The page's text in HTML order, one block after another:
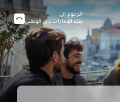
الرجوع إلى
بنك الإمارات دبي الوطني